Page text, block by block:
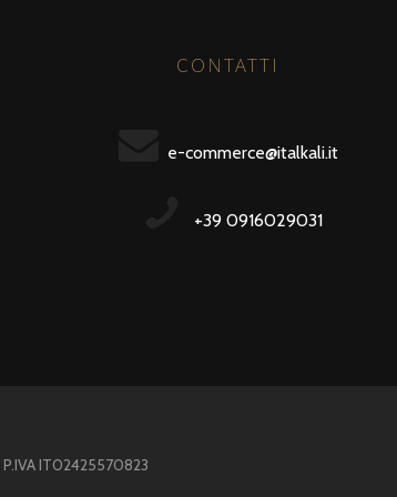
CONTATTI
e-commerce@italkali.it
+39 0916029031
P.IVA IT02425570823